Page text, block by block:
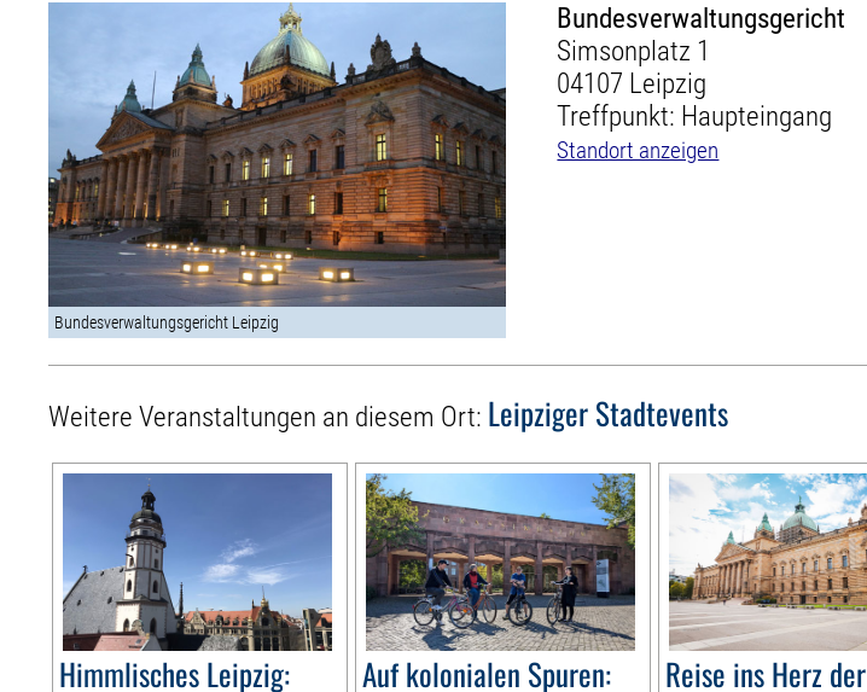
Bundesverwaltungsgericht Leipzig
Bundesverwaltungsgericht
Simsonplatz 1
04107 Leipzig
Treffpunkt: Haupteingang
Standort anzeigen
Weitere Veranstaltungen an diesem Ort: Leipziger Stadtevents
Himmlisches Leipzig:
Auf kolonialen Spuren:
Reise ins Herz der